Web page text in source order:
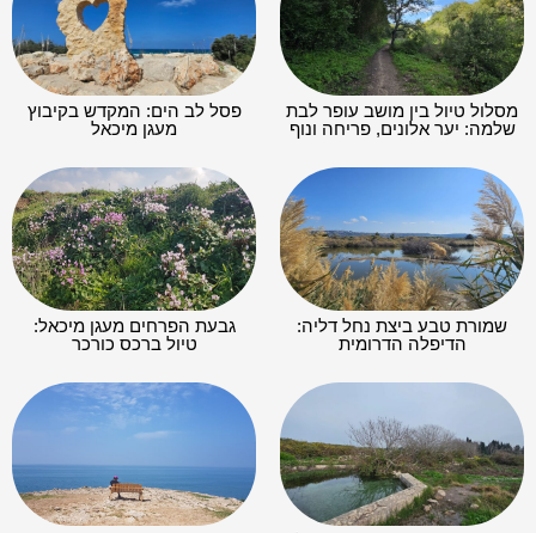
מסלול טיול בין מושב עופר לבת
שלמה: יער אלונים, פריחה ונוף
פסל לב הים: המקדש בקיבוץ
מעגן מיכאל
שמורת טבע ביצת נחל דליה:
הדיפלה הדרומית
גבעת הפרחים מעגן מיכאל:
טיול ברכס כורכר